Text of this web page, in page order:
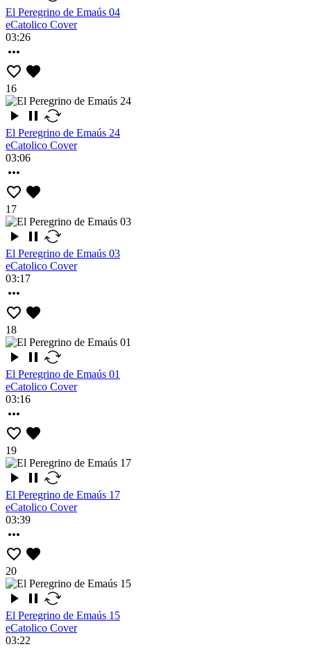
El Peregrino de Emaús 04
eCatolico Cover
03:26
16
El Peregrino de Emaús 24
eCatolico Cover
03:06
17
El Peregrino de Emaús 03
eCatolico Cover
03:17
18
El Peregrino de Emaús 01
eCatolico Cover
03:16
19
El Peregrino de Emaús 17
eCatolico Cover
03:39
20
El Peregrino de Emaús 15
eCatolico Cover
03:22